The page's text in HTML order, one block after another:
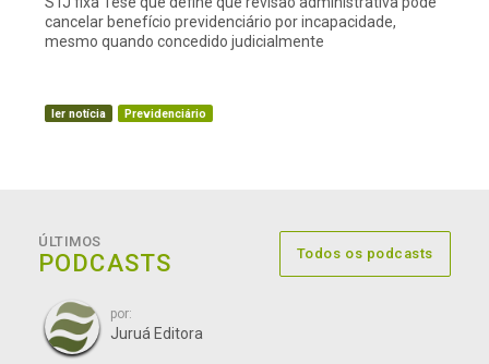
cancelar benefício previdenciário por incapacidade,
mesmo quando concedido judicialmente
ler notícia Previdenciário
ÚLTIMOS
PODCASTS Todos os podcasts
por:
Juruá Editora